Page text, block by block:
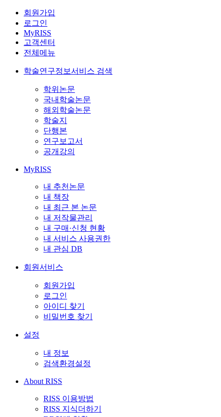
회원가입
로그인
MyRISS
고객센터
전체메뉴
학술연구정보서비스 검색
학위논문
국내학술논문
해외학술논문
학술지
단행본
연구보고서
공개강의
MyRISS
내 추천논문
내 책장
내 최근 본 논문
내 저작물관리
내 구매·신청 현황
내 서비스 사용권한
내 관심 DB
회원서비스
회원가입
로그인
아이디 찾기
비밀번호 찾기
설정
내 정보
검색환경설정
About RISS
RISS 이용방법
RISS 지식더하기